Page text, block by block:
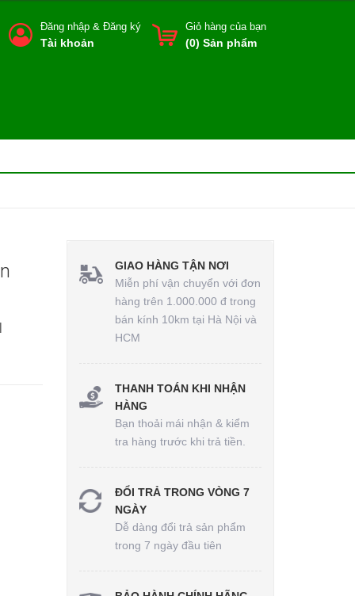
Giỏ hàng của bạn
(0) Sản phẩm
Đăng nhập & Đăng ký
Tài khoản
GIAO HÀNG TẬN NƠI
Miễn phí vận chuyển với đơn
hàng trên 1.000.000 đ trong
bán kính 10km tại Hà Nội và
HCM
THANH TOÁN KHI NHẬN
HÀNG
Bạn thoải mái nhận & kiểm
tra hàng trước khi trả tiền.
ĐỔI TRẢ TRONG VÒNG 7
NGÀY
Dễ dàng đổi trả sản phẩm
trong 7 ngày đầu tiên